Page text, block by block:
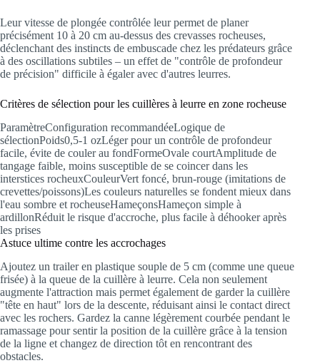
Leur vitesse de plongée contrôlée leur permet de planer
précisément 10 à 20 cm au-dessus des crevasses rocheuses,
déclenchant des instincts de embuscade chez les prédateurs grâce
à des oscillations subtiles – un effet de "contrôle de profondeur
de précision" difficile à égaler avec d'autres leurres.
Critères de sélection pour les cuillères à leurre en zone rocheuse
ParamètreConfiguration recommandéeLogique de
sélectionPoids0,5-1 ozLéger pour un contrôle de profondeur
facile, évite de couler au fondFormeOvale courtAmplitude de
tangage faible, moins susceptible de se coincer dans les
interstices rocheuxCouleurVert foncé, brun-rouge (imitations de
crevettes/poissons)Les couleurs naturelles se fondent mieux dans
l'eau sombre et rocheuseHameçonsHameçon simple à
ardillonRéduit le risque d'accroche, plus facile à déhooker après
les prises
Astuce ultime contre les accrochages
Ajoutez un trailer en plastique souple de 5 cm (comme une queue
frisée) à la queue de la cuillère à leurre. Cela non seulement
augmente l'attraction mais permet également de garder la cuillère
"tête en haut" lors de la descente, réduisant ainsi le contact direct
avec les rochers. Gardez la canne légèrement courbée pendant le
ramassage pour sentir la position de la cuillère grâce à la tension
de la ligne et changez de direction tôt en rencontrant des
obstacles.